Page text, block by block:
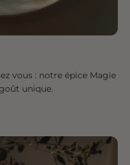
vous : notre épice Magie
unique.